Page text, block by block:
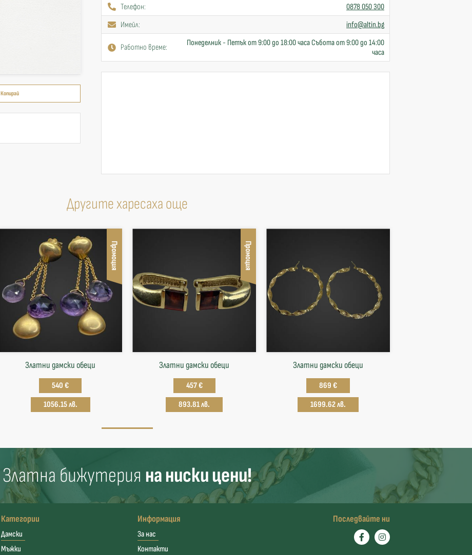
Копирай
Телефон:
0878 050 300
Имейл:
info@altin.bg
Работно време:
Понеделник - Петък от 9:00 до 18:00 часа Събота от 9:00 до 14:00
часа
Другите харесаха още
Промоция
Златни дамски обеци
540 €
1056.15 лв.
Промоция
Златни дамски обеци
457 €
893.81 лв.
Златни дамски обеци
869 €
1699.62 лв.
Златна бижутерия на ниски цени!
Категории
Дамски
Мъжки
Информация
За нас
Контакти
Последвайте ни